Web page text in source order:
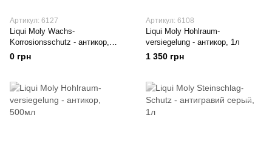
Артикул: 6127
Liqui Moly Wachs-
Korrosionsschutz - антикор,
200л
0 грн
Артикул: 6108
Liqui Moly Hohlraum-
versiegelung - антикор, 1л
1 350 грн